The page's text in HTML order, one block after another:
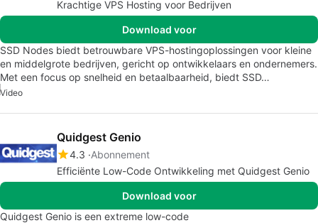
Krachtige VPS Hosting voor Bedrijven
Download voor
SSD Nodes biedt betrouwbare VPS-hostingoplossingen voor kleine
en middelgrote bedrijven, gericht op ontwikkelaars en ondernemers.
Met een focus op snelheid en betaalbaarheid, biedt SSD…
Video
Quidgest Genio
4.3 Abonnement
Efficiënte Low-Code Ontwikkeling met Quidgest Genio
Download voor
Quidgest Genio is een extreme low-code